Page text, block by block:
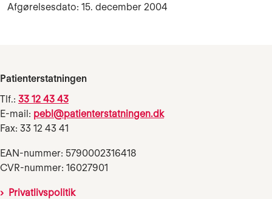
Afgørelsesdato: 15. december 2004
Patienterstatningen
Tlf.: 33 12 43 43
E-mail: pebl@patienterstatningen.dk
Fax: 33 12 43 41
EAN-nummer: 5790002316418
CVR-nummer: 16027901
Privatlivspolitik